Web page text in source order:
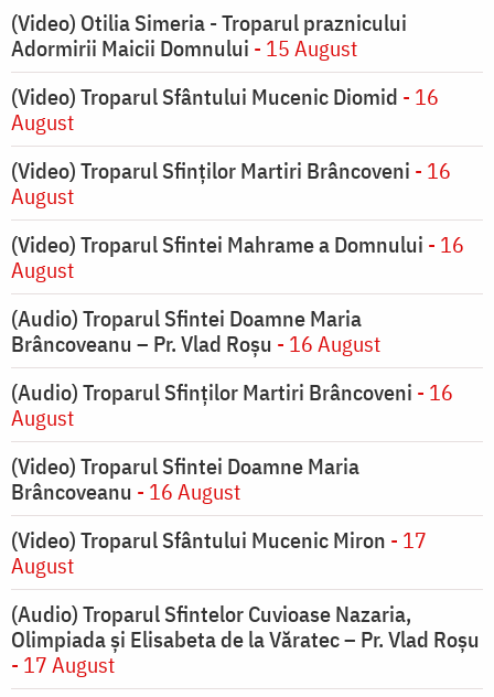
(Video) Otilia Simeria - Troparul praznicului
Adormirii Maicii Domnului - 15 August
(Video) Troparul Sfântului Mucenic Diomid - 16
August
(Video) Troparul Sfinților Martiri Brâncoveni - 16
August
(Video) Troparul Sfintei Mahrame a Domnului - 16
August
(Audio) Troparul Sfintei Doamne Maria
Brâncoveanu – Pr. Vlad Roșu - 16 August
(Audio) Troparul Sfinților Martiri Brâncoveni - 16
August
(Video) Troparul Sfintei Doamne Maria
Brâncoveanu - 16 August
(Video) Troparul Sfântului Mucenic Miron - 17
August
(Audio) Troparul Sfintelor Cuvioase Nazaria,
Olimpiada și Elisabeta de la Văratec – Pr. Vlad Roșu
- 17 August